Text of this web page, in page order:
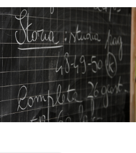
Altrecose
Mondiali calcio 2026